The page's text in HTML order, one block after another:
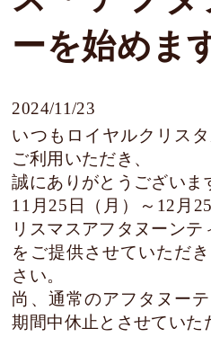
ーを始めま
2024/11/23
いつもロイヤルクリス
ご利用いただき、
誠にありがとうございま
11月25日（月）～12月
リスマスアフタヌーンテ
をご提供させていただ
さい。
尚、通常のアフタヌー
期間中休止とさせていた